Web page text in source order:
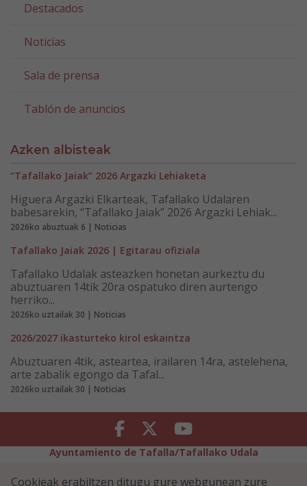
Destacados
Noticias
Sala de prensa
Tablón de anuncios
Azken albisteak
“Tafallako Jaiak” 2026 Argazki Lehiaketa
Higuera Argazki Elkarteak, Tafallako Udalaren
babesarekin, “Tafallako Jaiak” 2026 Argazki Lehiak...
2026ko abuztuak 6 | Noticias
Tafallako Jaiak 2026 | Egitarau ofiziala
Tafallako Udalak asteazken honetan aurkeztu du
abuztuaren 14tik 20ra ospatuko diren aurtengo
herriko...
2026ko uztailak 30 | Noticias
2026/2027 ikasturteko kirol eskaintza
Abuztuaren 4tik, asteartea, irailaren 14ra, astelehena,
arte zabalik egongo da Tafal...
2026ko uztailak 30 | Noticias
Facebook Twitter Youtube
Ayuntamiento de Tafalla/Tafallako Udala
Cookieak erabiltzen ditugu gure webgunean zure